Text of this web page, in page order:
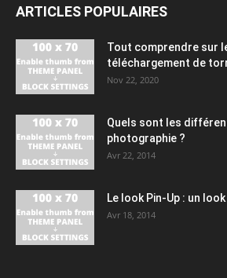
ARTICLES POPULAIRES
Tout comprendre sur
téléchargement de
Nov 22, 2020
Quels sont les
photographie ?
Avr 22, 2014
Le look Pin-Up : un
Avr 18, 2014